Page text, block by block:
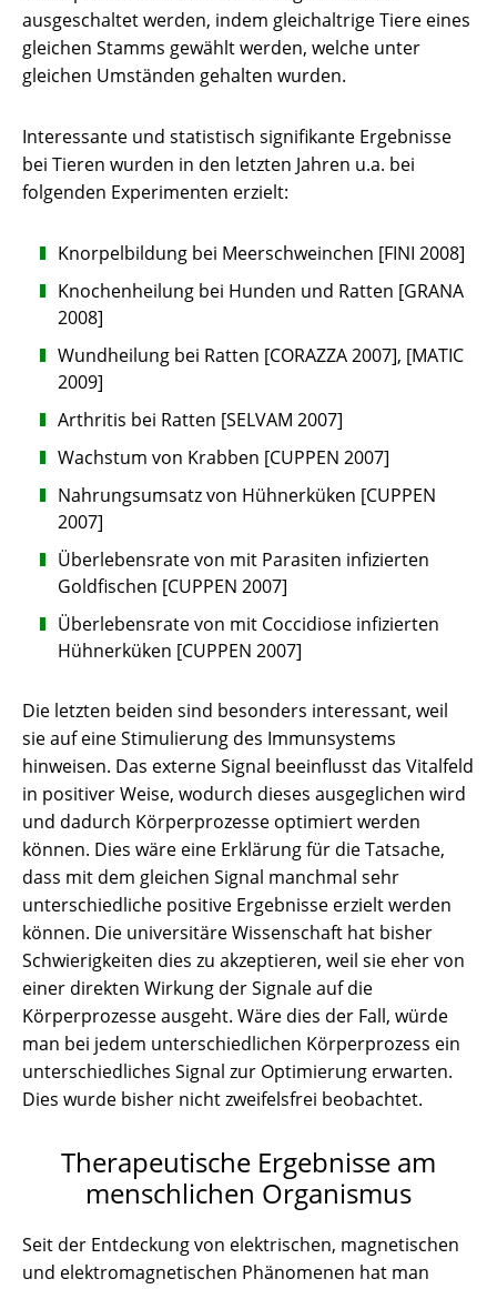
ausgeschaltet werden, indem gleichaltrige Tiere eines
gleichen Stamms gewählt werden, welche unter
gleichen Umständen gehalten wurden.
Interessante und statistisch signifikante Ergebnisse
bei Tieren wurden in den letzten Jahren u.a. bei
folgenden Experimenten erzielt:
Knorpelbildung bei Meerschweinchen [FINI 2008]
Knochenheilung bei Hunden und Ratten [GRANA
2008]
Wundheilung bei Ratten [CORAZZA 2007], [MATIC
2009]
Arthritis bei Ratten [SELVAM 2007]
Wachstum von Krabben [CUPPEN 2007]
Nahrungsumsatz von Hühnerküken [CUPPEN
2007]
Überlebensrate von mit Parasiten infizierten
Goldfischen [CUPPEN 2007]
Überlebensrate von mit Coccidiose infizierten
Hühnerküken [CUPPEN 2007]
Die letzten beiden sind besonders interessant, weil
sie auf eine Stimulierung des Immunsystems
hinweisen. Das externe Signal beeinflusst das Vitalfeld
in positiver Weise, wodurch dieses ausgeglichen wird
und dadurch Körperprozesse optimiert werden
können. Dies wäre eine Erklärung für die Tatsache,
dass mit dem gleichen Signal manchmal sehr
unterschiedliche positive Ergebnisse erzielt werden
können. Die universitäre Wissenschaft hat bisher
Schwierigkeiten dies zu akzeptieren, weil sie eher von
einer direkten Wirkung der Signale auf die
Körperprozesse ausgeht. Wäre dies der Fall, würde
man bei jedem unterschiedlichen Körperprozess ein
unterschiedliches Signal zur Optimierung erwarten.
Dies wurde bisher nicht zweifelsfrei beobachtet.
Therapeutische Ergebnisse am
menschlichen Organismus
Seit der Entdeckung von elektrischen, magnetischen
und elektromagnetischen Phänomenen hat man